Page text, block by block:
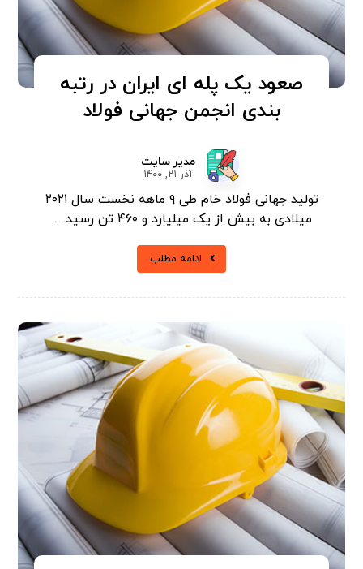
صعود یک پله ای ایران در رتبه
بندی انجمن جهانی فولاد
مدیر سایت
آذر ۲۱, ۱۴۰۰
تولید جهانی فولاد خام طی ۹ ماهه نخست سال ۲۰۲۱
میلادی به بیش از یک میلیارد و ۴۶۰ تن رسید. ...
ادامه مطلب